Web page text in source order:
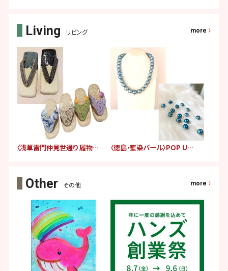
リビング more
〈浅草雷門仲見世通り 履物さんえす〉期間限定販売 〈徳島・藍染パール〉POP UP SHOP
その他 more